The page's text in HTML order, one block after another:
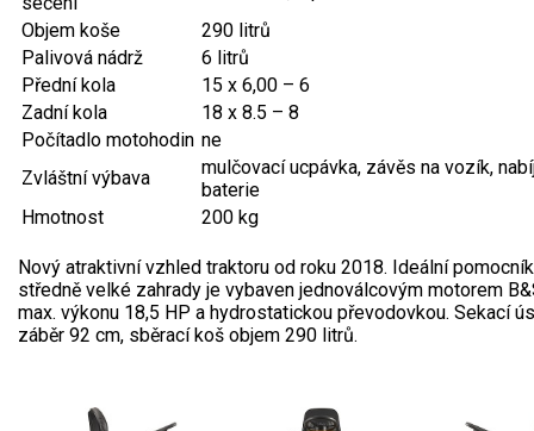
Aku sekačky
Aku STIHL
Aku AL-KO
Štípačka na dřevo
VARI
VARI malotraktory
VARI multifunkční nosiče
Objem koše
290 litrů
Palivová nádrž
6 litrů
Přední kola
15 x 6,00 – 6
Zadní kola
18 x 8.5 – 8
Počítadlo motohodin ne
Zvláštní výbava
mulčovací ucpávka, závěs na vozík,
baterie
Hmotnost
200 kg
Nový atraktivní vzhled traktoru od roku 2018. Ideální
středně velké zahrady je vybaven jednoválcovým motorem
max. výkonu 18,5 HP a hydrostatickou převodovkou. Sekací
záběr 92 cm, sběrací koš objem 290 litrů.